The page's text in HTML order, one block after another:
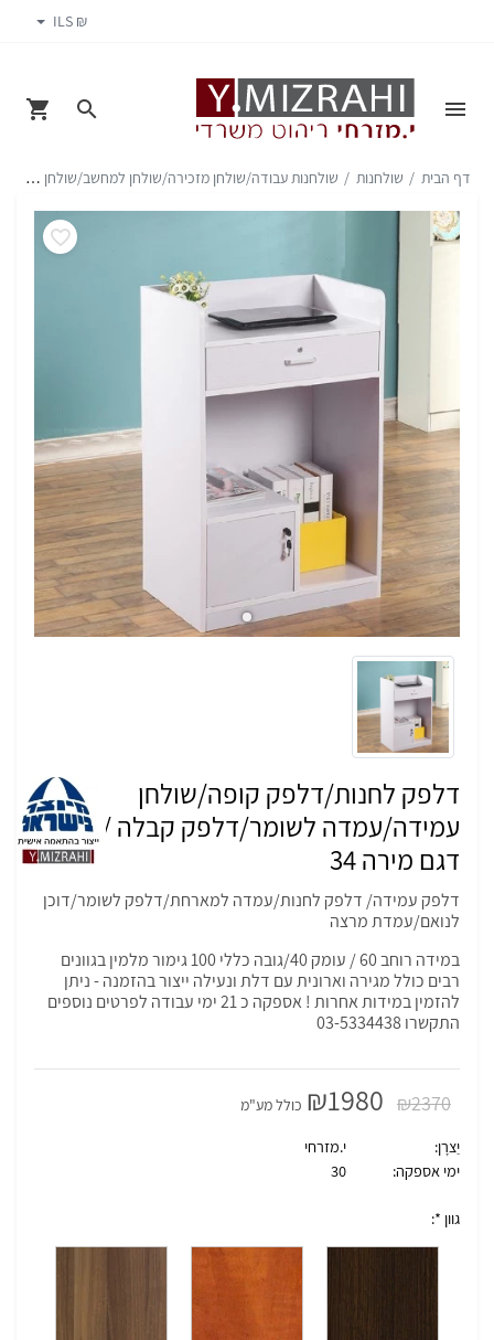
₪ ILS
דף הבית שולחנות שולחנות עבודה/שולחן מזכירה/שולחן למחשב/שולחן משרדי
דלפק לחנות/דלפק קופה/שולחן
עמידה/עמדה לשומר/דלפק קבלה /פודיום
דגם מירה 34
דלפק עמידה/ דלפק לחנות/עמדה למארחת/דלפק לשומר/דוכן
לנואם/עמדת מרצה
במידה רוחב 60 / עומק 40/גובה כללי 100 גימור מלמין בגוונים
רבים כולל מגירה וארונית עם דלת ונעילה ייצור בהזמנה - ניתן
להזמין במידות אחרות ! אספקה כ 21 ימי עבודה לפרטים נוספים
התקשרו 03-5334438
₪2370
₪1980 כולל מע"מ
יַצרָן:
י.מזרחי
ימי אספקה:
גוון *: